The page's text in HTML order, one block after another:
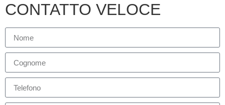
CONTATTO VELOCE